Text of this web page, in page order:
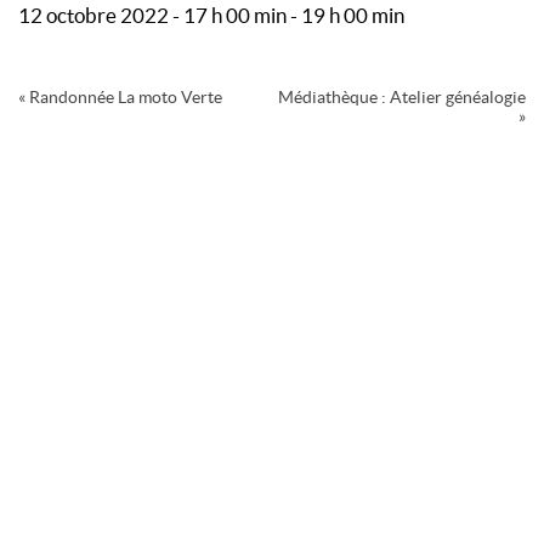
12 octobre 2022 - 17 h 00 min- 19 h 00 min
Navigation
Évènement
« Randonnée La moto Verte
Médiathèque : Atelier généalogie
»